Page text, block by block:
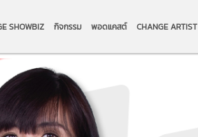
SHOWBIZ กิจกรรม พอดแคสต์ CHANGE ARTIST